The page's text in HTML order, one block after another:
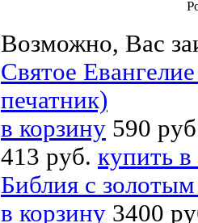
Возможно, Вас
Святое
печатник)
в корзину 590
413 руб. купить
Библия с
в корзину 3400